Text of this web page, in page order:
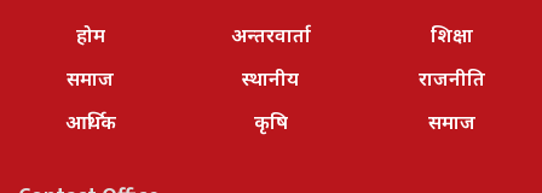
होम
समाज
आर्थिक
अन्तरवार्ता
स्थानीय
कृषि
शिक्षा
राजनीति
समाज